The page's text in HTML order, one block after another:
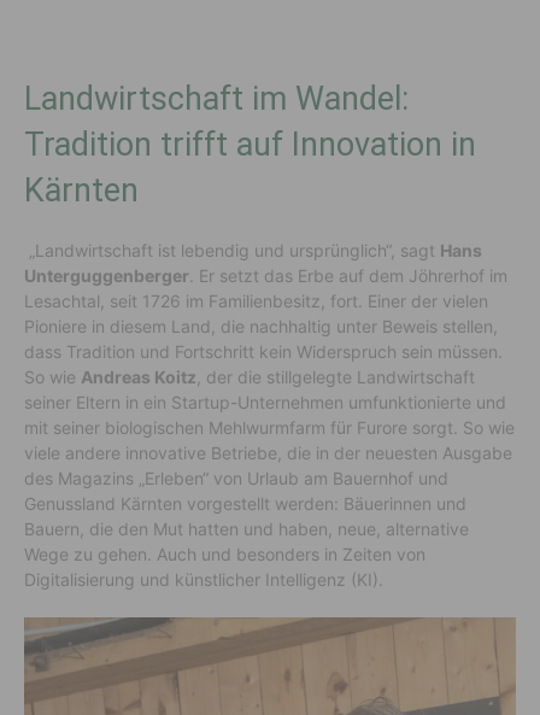
Landwirtschaft im Wandel:
Tradition trifft auf Innovation in
Kärnten
„Landwirtschaft ist lebendig und ursprünglich“, sagt Hans
Unterguggenberger. Er setzt das Erbe auf dem Jöhrerhof im
Lesachtal, seit 1726 im Familienbesitz, fort. Einer der vielen
Pioniere in diesem Land, die nachhaltig unter Beweis stellen,
dass Tradition und Fortschritt kein Widerspruch sein müssen.
So wie Andreas Koitz, der die stillgelegte Landwirtschaft
seiner Eltern in ein Startup-Unternehmen umfunktionierte und
mit seiner biologischen Mehlwurmfarm für Furore sorgt. So wie
viele andere innovative Betriebe, die in der neuesten Ausgabe
des Magazins „Erleben“ von Urlaub am Bauernhof und
Genussland Kärnten vorgestellt werden: Bäuerinnen und
Bauern, die den Mut hatten und haben, neue, alternative
Wege zu gehen. Auch und besonders in Zeiten von
Digitalisierung und künstlicher Intelligenz (KI).